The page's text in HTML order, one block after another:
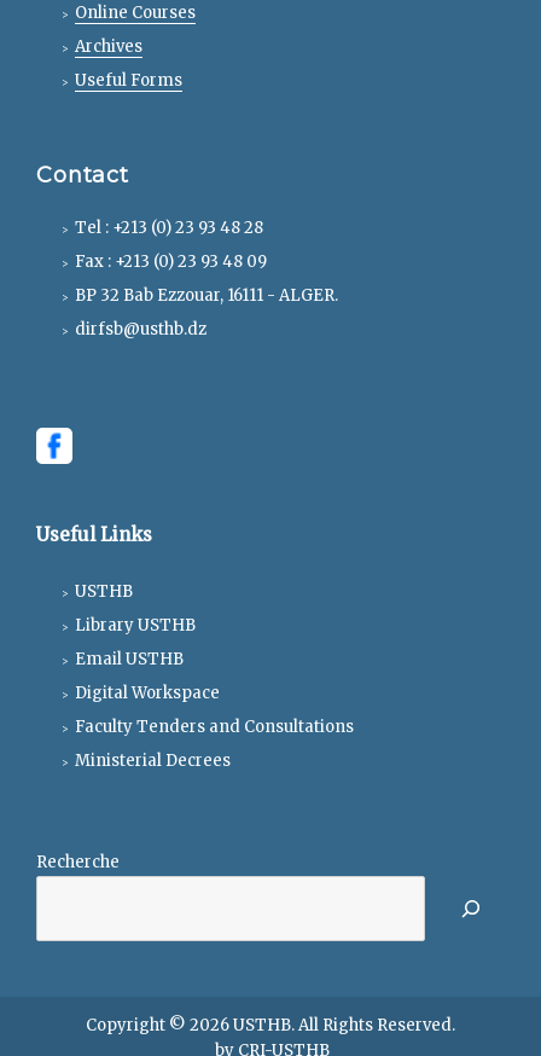
Online Courses
Archives
Useful Forms
Contact
Tel : +213 (0) 23 93 48 28
Fax : +213 (0) 23 93 48 09
BP 32 Bab Ezzouar, 16111 - ALGER.
dirfsb@usthb.dz
Useful Links
USTHB
Library USTHB
Email USTHB
Digital Workspace
Faculty Tenders and Consultations
Ministerial Decrees
Recherche
Copyright © 2026USTHB. All Rights Reserved.
by CRI-USTHB